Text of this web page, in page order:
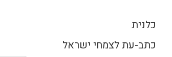
כלנית
כתב-עת לצמחי ישראל